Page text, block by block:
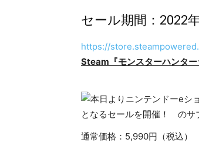
セール期間：2022
https://
Steam 『モンスターハンター
通常価格：5,990円（税込）